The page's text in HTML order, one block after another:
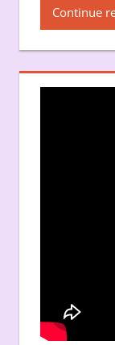
Continue